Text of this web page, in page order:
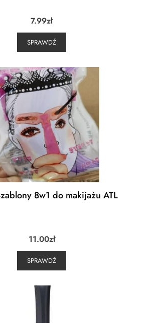
7.99zł
SPRAWDŹ
8w1 do makijażu ATL
11.00zł
SPRAWDŹ